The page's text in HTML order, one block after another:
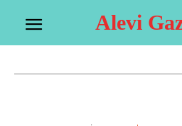
Alevi